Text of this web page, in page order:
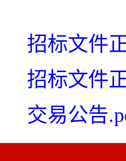
招标文件
招标文件
交易公告